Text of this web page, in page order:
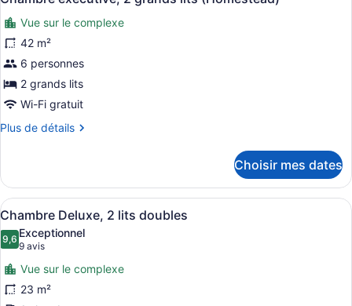
lits
lits
toutes
les
photos
pour
ce
type
chambre :
2
grands
lits
(Homestead)
Vue sur le complexe
42 m²
6 personnes
2 grands lits
Wi-Fi gratuit
Plus de détails
Plus
Chambre
exécutive,
2
grands
lits
(Homestead)
Choisir mes dates
Afficher
toutes
les
photos
pour
ce
Une chambre d’hôtel avec deux
6
Chambre Deluxe, 2 lits doubles
9,69,6 sur 10
Exceptionnel
9 avis
(9 avis)
Vue sur le complexe
23 m²